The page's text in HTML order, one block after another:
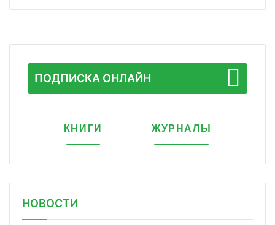
ПОДПИСКА ОНЛАЙН
КНИГИ ЖУРНАЛЫ
НОВОСТИ